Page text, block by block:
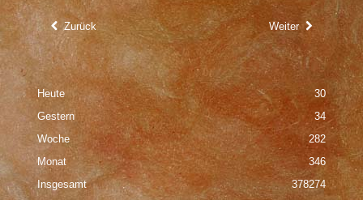
Zurück Weiter
Heute
30
Gestern
34
Woche
282
Monat
346
Insgesamt
378274